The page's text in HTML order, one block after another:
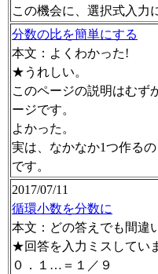
この機会に、選択式入力
分数の比を簡単にする
本文：よくわかった!
★うれしい。
このページの説明はむず
ージです。
よかった。
実は、なかなか1つ作る
です。
2017/07/11
循環小数を分数に
本文：どの答えでも間違
★回答を入力ミスしてい
０．１…＝１／９